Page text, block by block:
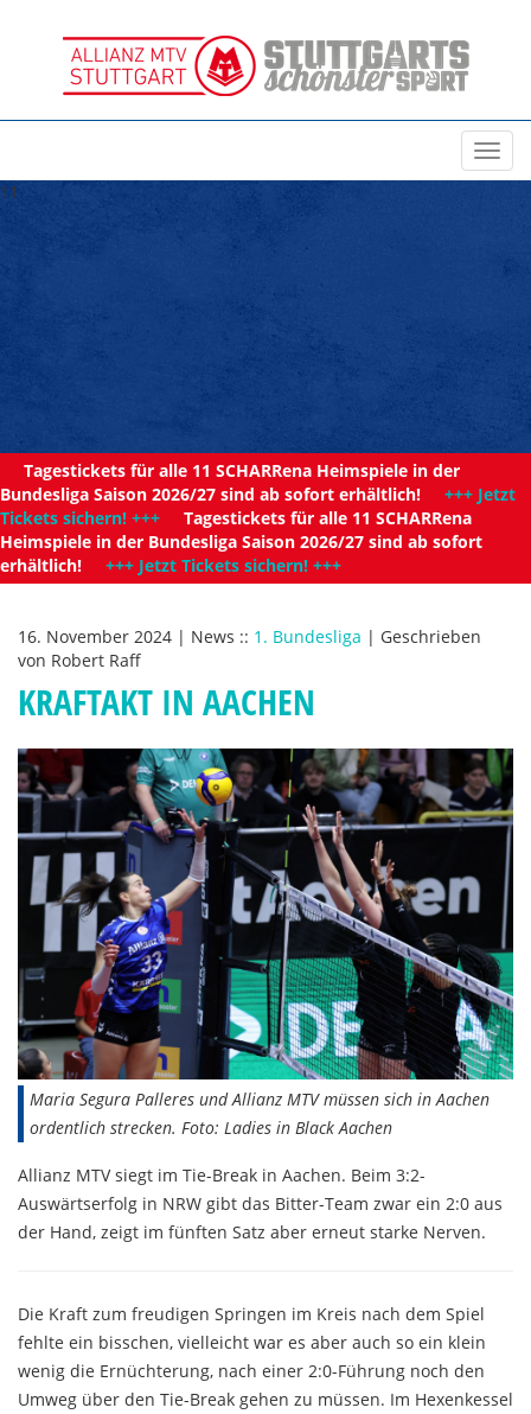
11
Tagestickets für alle 11 SCHARRena Heimspiele in der
Bundesliga Saison 2026/27 sind ab sofort erhältlich! +++ Jetzt
Tickets sichern! +++ Tagestickets für alle 11 SCHARRena
Heimspiele in der Bundesliga Saison 2026/27 sind ab sofort
erhältlich! +++ Jetzt Tickets sichern! +++
16. November 2024 | News :: 1. Bundesliga | Geschrieben
von Robert Raff
KRAFTAKT IN AACHEN
Maria Segura Palleres und Allianz MTV müssen sich in Aachen
ordentlich strecken. Foto: Ladies in Black Aachen
Allianz MTV siegt im Tie-Break in Aachen. Beim 3:2-
Auswärtserfolg in NRW gibt das Bitter-Team zwar ein 2:0 aus
der Hand, zeigt im fünften Satz aber erneut starke Nerven.
Die Kraft zum freudigen Springen im Kreis nach dem Spiel
fehlte ein bisschen, vielleicht war es aber auch so ein klein
wenig die Ernüchterung, nach einer 2:0-Führung noch den
Umweg über den Tie-Break gehen zu müssen. Im Hexenkessel